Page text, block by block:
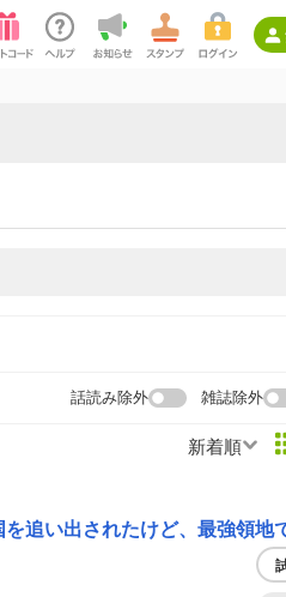
話読み除外 雑誌除外
新着順
けど、最強領地でスローライフを謳